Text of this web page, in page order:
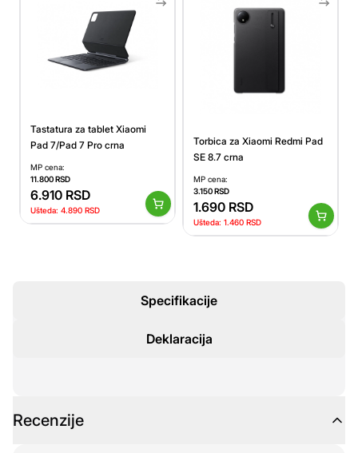
Tastatura za tablet Xiaomi
Pad 7/Pad 7 Pro crna
MP cena:
11.800RSD
6.910 RSD
Ušteda: 4.890 RSD
Torbica za Xiaomi Redmi Pad
SE 8.7 crna
MP cena:
3.150RSD
1.690 RSD
Ušteda: 1.460 RSD
Specifikacije
Deklaracija
Recenzije